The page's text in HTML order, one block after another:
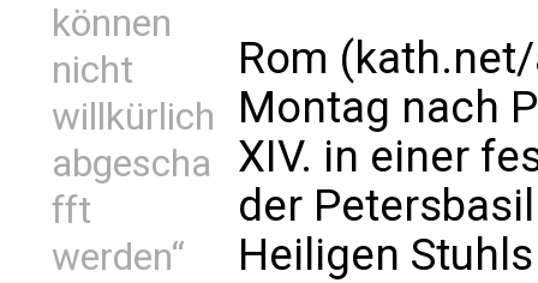
können
nicht
willkürlich
abgescha
fft
werden“
Rom
Montag nach
XIV. in einer
der
Heiligen